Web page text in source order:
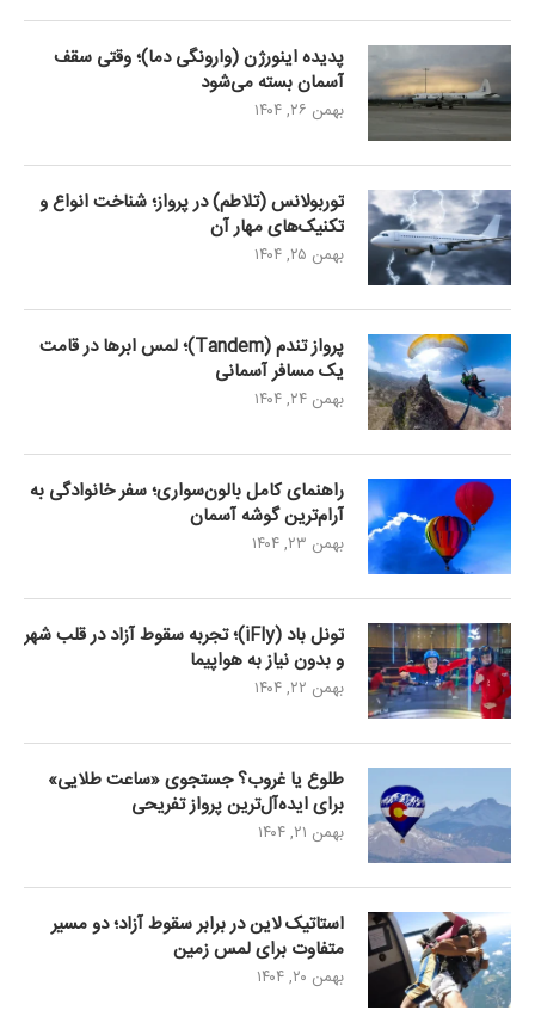
پدیده اینورژن (وارونگی دما)؛ وقتی سقف
آسمان بسته می‌شود
بهمن ۲۶, ۱۴۰۴
توربولانس (تلاطم) در پرواز؛ شناخت انواع و
تکنیک‌های مهار آن
بهمن ۲۵, ۱۴۰۴
پرواز تندم (Tandem)؛ لمس ابرها در قامت
یک مسافر آسمانی
بهمن ۲۴, ۱۴۰۴
راهنمای کامل بالون‌سواری؛ سفر خانوادگی به
آرام‌ترین گوشه آسمان
بهمن ۲۳, ۱۴۰۴
تونل باد (iFly)؛ تجربه سقوط آزاد در قلب شهر
و بدون نیاز به هواپیما
بهمن ۲۲, ۱۴۰۴
طلوع یا غروب؟ جستجوی «ساعت طلایی»
برای ایده‌آل‌ترین پرواز تفریحی
بهمن ۲۱, ۱۴۰۴
استاتیک لاین در برابر سقوط آزاد؛ دو مسیر
متفاوت برای لمس زمین
بهمن ۲۰, ۱۴۰۴